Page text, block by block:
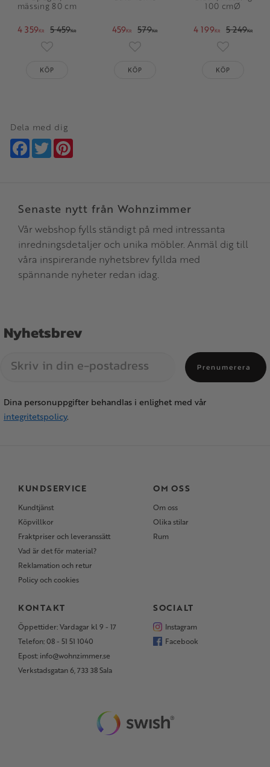
mässing 80 cm
4 359KR 5 459KR
Lägg till i favoriter
KÖP
459KR 579KR
Lägg till i favoriter
KÖP
100 cmØ
4 199KR 5 249KR
Lägg till i
KÖP
Dela med dig
Facebook
Twitter
Senaste nytt från Wohnzimmer
Vår webshop fylls ständigt på med intressanta
inredningsdetaljer och unika möbler. Anmäl dig till
våra inspirerande nyhetsbrev fyllda med
spännande nyheter redan idag.
Nyhetsbrev
Prenumerera
Dina personuppgifter behandlas i enlighet med vår
integritetspolicy.
KUNDSERVICE
Kundtjänst
Köpvillkor
Fraktpriser och leveranssätt
Vad är det för material?
Reklamation och retur
Policy och cookies
OM OSS
Om oss
Olika stilar
Rum
KONTAKT
Öppettider: Vardagar kl 9 - 17
Telefon: 08 - 51 51 1040
Epost: info@wohnzimmer.se
Verkstadsgatan 6, 733 38 Sala
SOCIALT
Instagram
Facebook